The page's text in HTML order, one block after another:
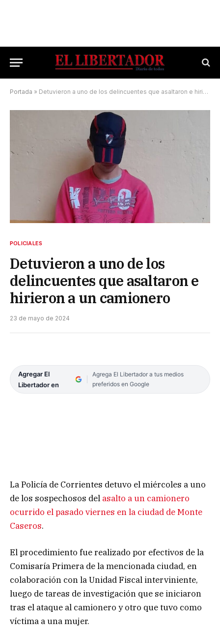
Portada » Detuvieron a uno de los delincuentes que asaltaron e hirieron a un camionero
POLICIALES
Detuvieron a uno de los
delincuentes que asaltaron e
hirieron a un camionero
23 de mayo de 2024
Agregar El
Libertador en
Agrega El Libertador a tus medios
preferidos en Google
La Policía de Corrientes detuvo el miércoles a uno
de los sospechosos del asalto a un camionero
ocurrido el pasado viernes en la ciudad de Monte
Caseros.
El procedimiento fue realizado por efectivos de la
Comisaría Primera de la mencionada ciudad, en
colaboración con la Unidad Fiscal interviniente,
luego de tareas de investigación que se iniciaron
tras el ataque al camionero y otro que tuvo como
víctima a una mujer.